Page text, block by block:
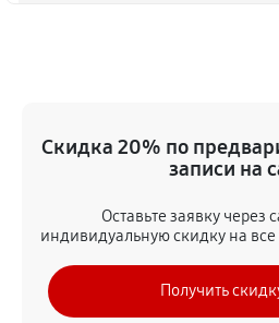
720 руб
1350 руб 60
Чистка от пыли объектива
5.6 III USM
Скидка 20% по
записи на
Оставьте заявку через
индивидуальную скидку на все
Получить